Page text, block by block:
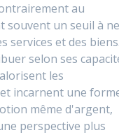
au
souvent un seuil à
services et des
selon ses
les
incarnent une
même d'argent,
perspective plus